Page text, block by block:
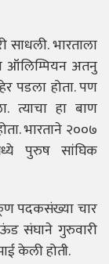
साधली. भारताला
ऑलिम्पियन अतनु
पडला होता. पण
त्याचा हा बाण
भारताने २००७
पुरुष सांघिक
पदकसंख्या चार
संघाने गुरुवारी
केली होती.